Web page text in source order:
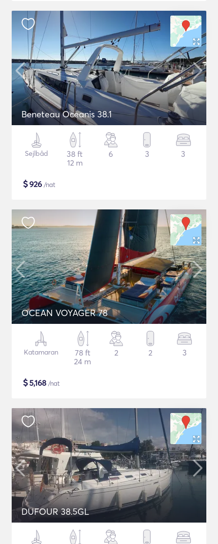
Beneteau Oceanis 38.1
Sejlbåd
38 ft
12 m
6 3 3
$926 /nat
OCEAN VOYAGER 78
Katamaran
78 ft
24 m
2 2 3
$5,168 /nat
DUFOUR 38.5GL